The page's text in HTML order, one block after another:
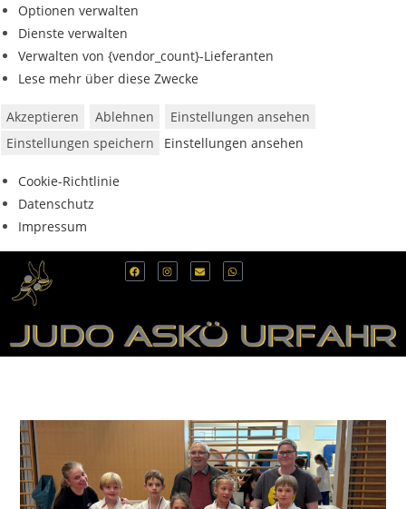
Optionen verwalten
Dienste verwalten
Verwalten von {vendor_count}-Lieferanten
Lese mehr über diese Zwecke
Akzeptieren Ablehnen
Einstellungen ansehen
Einstellungen speichern
Einstellungen ansehen
Cookie-Richtlinie
Datenschutz
Impressum